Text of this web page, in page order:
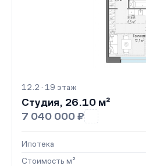
12.2 · 19 этаж
Студия, 26.10 м²
7 040 000 ₽
Ипотека
Стоимость м²